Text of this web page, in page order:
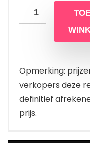
Opmerking:
verkopers deze
definitief
prijs.